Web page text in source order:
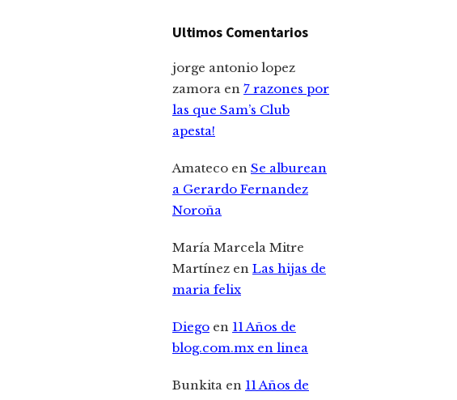
Ultimos Comentarios
jorge antonio lopez
zamora en 7 razones por
las que Sam’s Club
apesta!
Amateco en Se alburean
a Gerardo Fernandez
Noroña
María Marcela Mitre
Martínez en Las hijas de
maria felix
Diego en 11 Años de
blog.com.mx en linea
Bunkita en 11 Años de